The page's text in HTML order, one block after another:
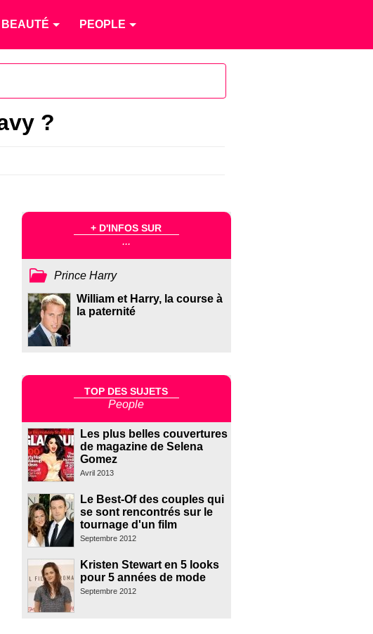
BEAUTÉ PEOPLE
?
+ D'INFOS SUR
...
Prince Harry
William et Harry, la course à
la paternité
TOP DES SUJETS
People
Les plus belles couvertures
de magazine de Selena
Gomez
Avril 2013
Le Best-Of des couples qui
se sont rencontrés sur le
tournage d'un film
Septembre 2012
Kristen Stewart en 5 looks
pour 5 années de mode
Septembre 2012